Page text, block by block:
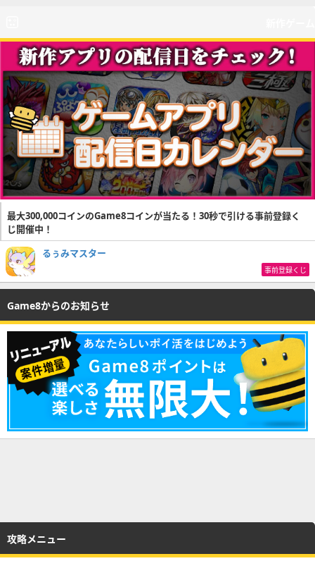
最大300,000コインのGame8コインが当たる！30秒で引ける事前登録く
じ開催中！
るぅみマスター
事前登録くじ
Game8からのお知らせ
攻略メニュー